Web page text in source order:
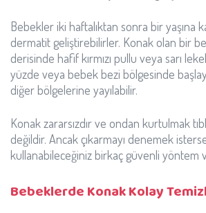
Bebekler iki haftalıktan sonra bir yaşına
dermatit geliştirebilirler. Konak olan bir
derisinde hafif kırmızı pullu veya sarı
yüzde veya bebek bezi bölgesinde
diğer bölgelerine yayılabilir.
Konak zararsızdır ve ondan kurtulmak
değildir. Ancak çıkarmayı denemek
kullanabileceğiniz birkaç güvenli yöntem
Bebeklerde Konak Kolay